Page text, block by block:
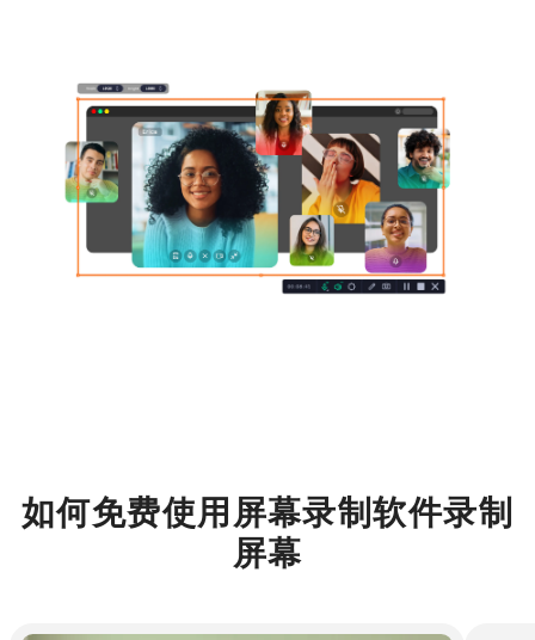
如何免费使用屏幕录制软件录制
屏幕